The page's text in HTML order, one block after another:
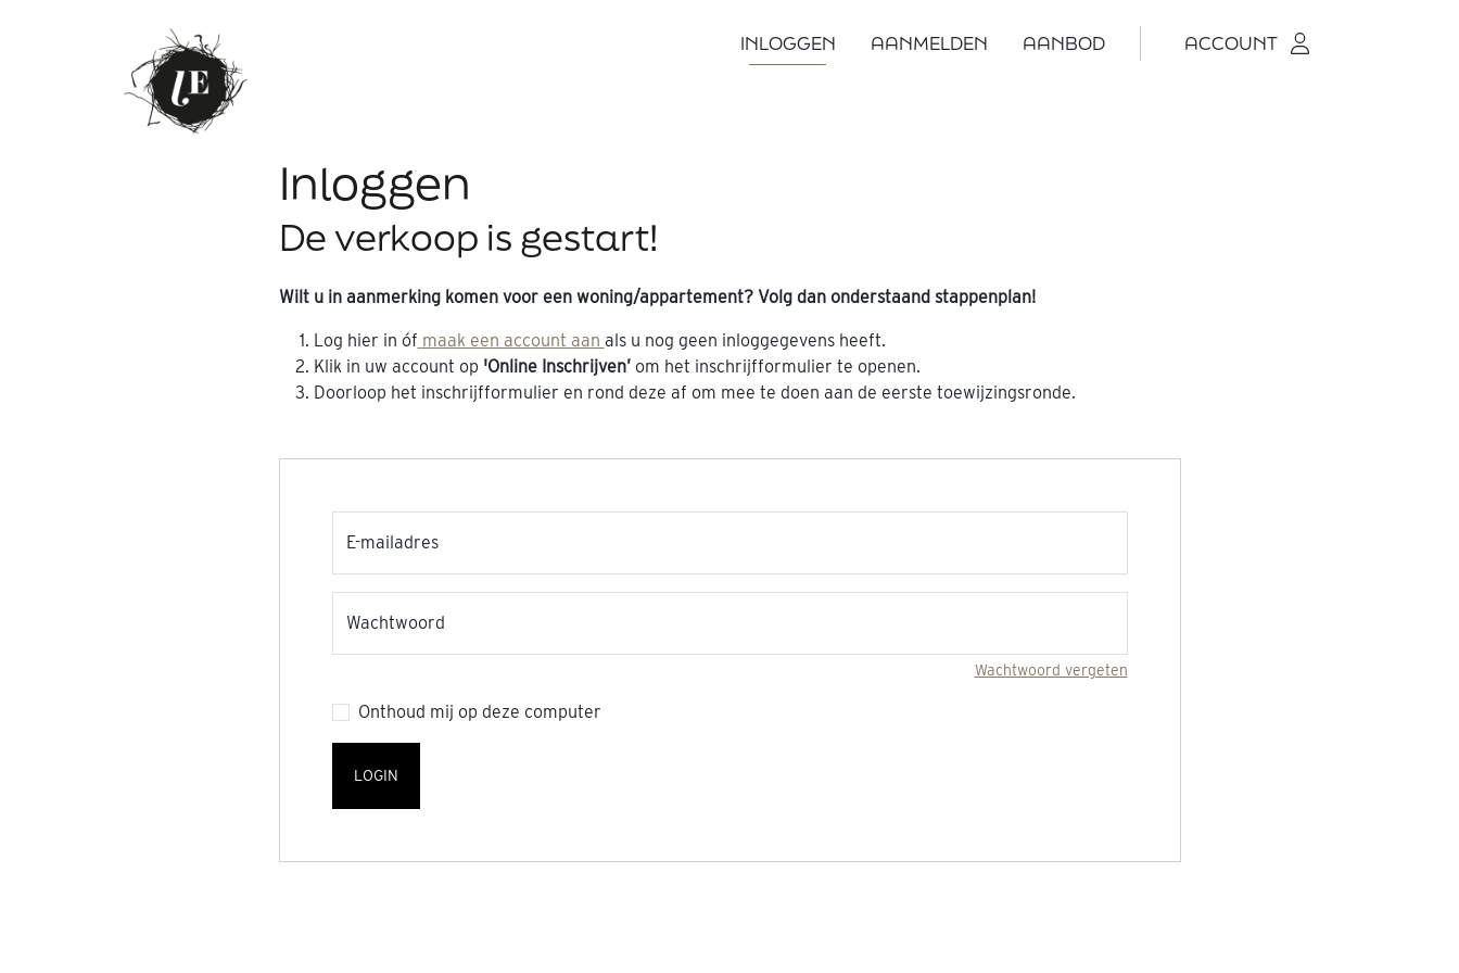
INLOGGEN AANMELDEN AANBOD ACCOUNT
Inloggen
De verkoop is gestart!
Wilt u in aanmerking komen voor een woning/appartement? Volg dan onderstaand stappenplan!
Log hier in óf maak een account aan als u nog geen inloggegevens heeft.
Klik in uw account op 'Online Inschrijven’ om het inschrijfformulier te openen.
Doorloop het inschrijfformulier en rond deze af om mee te doen aan de eerste toewijzingsronde.
Inloggegevens
E-mailadres
Wachtwoord
Wachtwoord vergeten
Onthoud mij op deze computer